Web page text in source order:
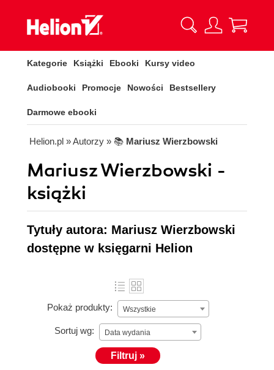
Kategorie Książki Ebooki Kursy video
Audiobooki Promocje Nowości Bestsellery
Darmowe ebooki
Helion.pl » Autorzy » 📚 Mariusz Wierzbowski
Mariusz Wierzbowski -
książki
Tytuły autora: Mariusz Wierzbowski
dostępne w księgarni Helion
Pokaż produkty: Wszystkie
Sortuj wg: Data wydania
Filtruj »